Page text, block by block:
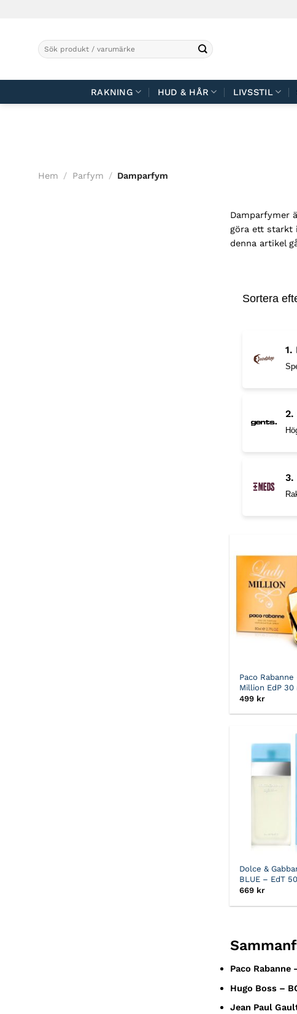
Sök
efter:
RAKNING HUD & HÅR LIVSSTIL
Hem / Parfym / Damparfym
Damparfymer
göra ett starkt
denna artikel
Sortera
1.
2.
3.
Paco
Million EdP 30
499 kr
Dolce &
BLUE – EdT
669 kr
Paco
Hugo Boss –
Jean Paul